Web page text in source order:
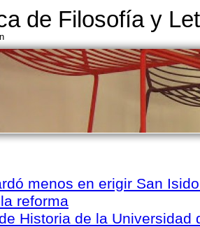
de Filosofía y
menos en erigir San
reforma
Historia de la Universidad